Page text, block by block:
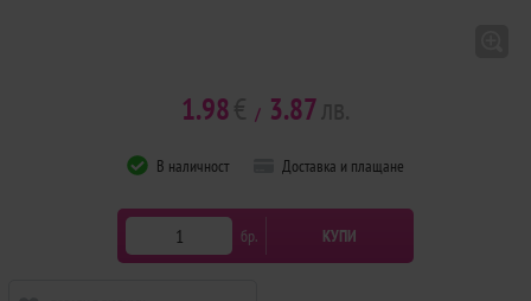
1.98 / 3.87
В наличност Доставка и плащане
бр. КУПИ